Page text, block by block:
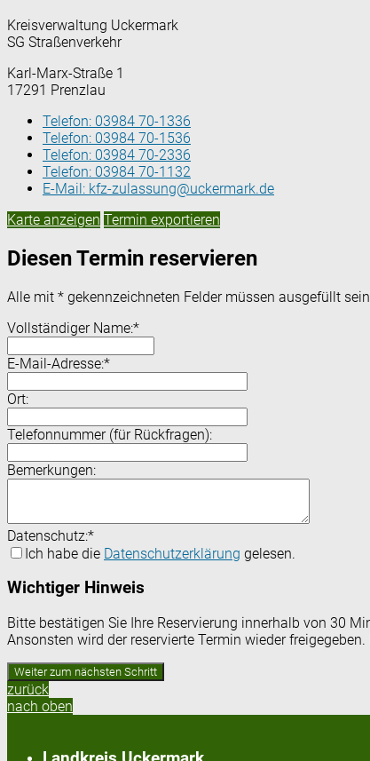
Kreisverwaltung Uckermark
SG Straßenverkehr
Karl-Marx-Straße 1
17291 Prenzlau
Telefon: 03984 70-1336
Telefon: 03984 70-1536
Telefon: 03984 70-2336
Telefon: 03984 70-1132
E-Mail: kfz-zulassung@uckermark.de
Karte anzeigen Termin exportieren
Diesen Termin reservieren
Alle mit * gekennzeichneten Felder müssen ausgefüllt
Vollständiger Name:*
E-Mail-Adresse:*
Ort:
Telefonnummer (für Rückfragen):
Bemerkungen:
Datenschutz:*
Ich habe die Datenschutzerklärung gelesen.
Wichtiger Hinweis
Bitte bestätigen Sie Ihre Reservierung innerhalb von 30
Ansonsten wird der reservierte Termin wieder
zurück
nach oben